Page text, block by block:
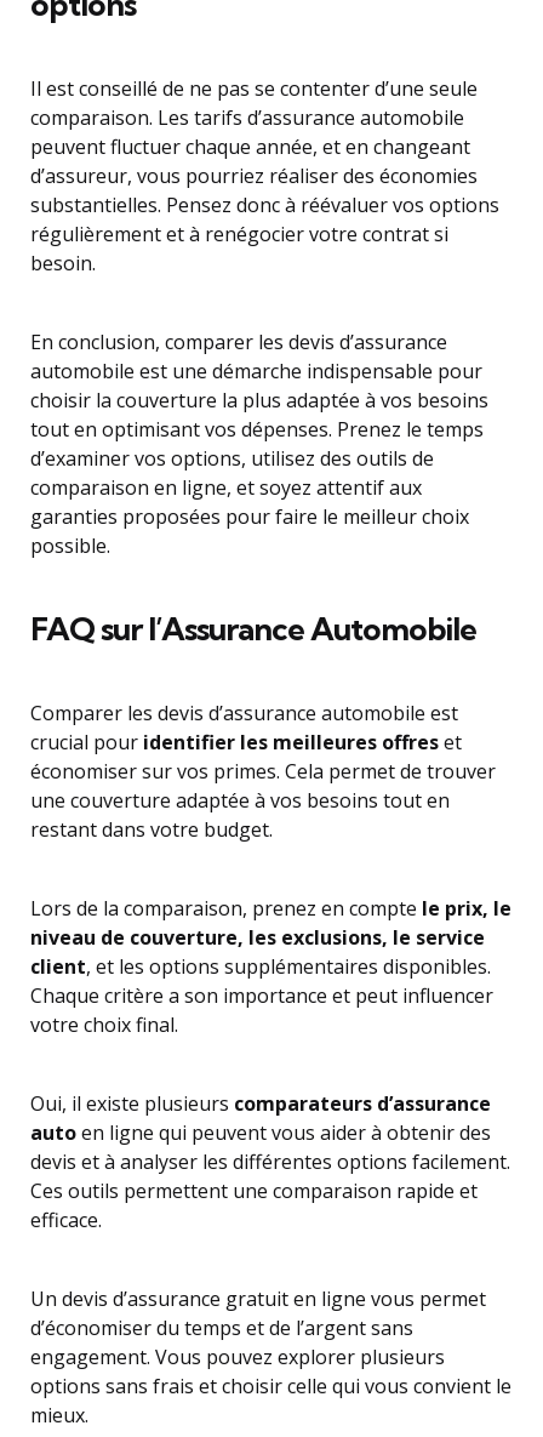
Il est conseillé de ne pas se contenter d’une seule
comparaison. Les tarifs d’assurance automobile
peuvent fluctuer chaque année, et en changeant
d’assureur, vous pourriez réaliser des économies
substantielles. Pensez donc à réévaluer vos options
régulièrement et à renégocier votre contrat si
besoin.
En conclusion, comparer les devis d’assurance
automobile est une démarche indispensable pour
choisir la couverture la plus adaptée à vos besoins
tout en optimisant vos dépenses. Prenez le temps
d’examiner vos options, utilisez des outils de
comparaison en ligne, et soyez attentif aux
garanties proposées pour faire le meilleur choix
possible.
FAQ sur l’Assurance Automobile
Comparer les devis d’assurance automobile est
crucial pour identifier les meilleures offreset
économiser sur vos primes. Cela permet de trouver
une couverture adaptée à vos besoins tout en
restant dans votre budget.
Lors de la comparaison, prenez en compte le prix, le
niveau de couverture, les exclusions, le service
client, et les options supplémentaires disponibles.
Chaque critère a son importance et peut influencer
votre choix final.
Oui, il existe plusieurs comparateurs d’assurance
autoen ligne qui peuvent vous aider à obtenir des
devis et à analyser les différentes options facilement.
Ces outils permettent une comparaison rapide et
efficace.
Un devis d’assurance gratuit en ligne vous permet
d’économiser du temps et de l’argent sans
engagement. Vous pouvez explorer plusieurs
options sans frais et choisir celle qui vous convient le
mieux.